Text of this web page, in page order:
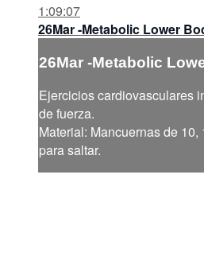
1:09:07
26Mar -Metabolic Lower
26Mar -Metabolic
Ejercicios cardiovasculares
de fuerza.
Material: Mancuernas de
para saltar.